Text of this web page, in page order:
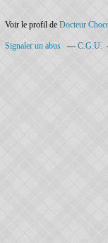
Voir le profil de Docteur
Signaler un abus C.G.U.